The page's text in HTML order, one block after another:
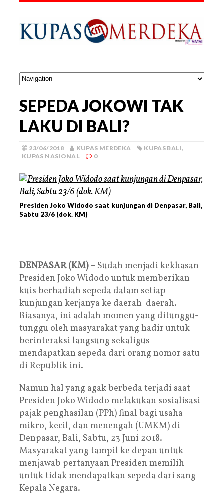
SEPEDA JOKOWI TAK
LAKU DI BALI?
23/06/2018 KUPAS MERDEKA KUPAS BALI,
KUPAS NASIONAL
0
Presiden Joko Widodo saat kunjungan di Denpasar, Bali,
Sabtu 23/6 (dok. KM)
DENPASAR (KM)– Sudah menjadi kekhasan
Presiden Joko Widodo untuk memberikan
kuis berhadiah sepeda dalam setiap
kunjungan kerjanya ke daerah-daerah.
Biasanya, ini adalah momen yang ditunggu-
tunggu oleh masyarakat yang hadir untuk
berinteraksi langsung sekaligus
mendapatkan sepeda dari orang nomor satu
di Republik ini.
Namun hal yang agak berbeda terjadi saat
Presiden Joko Widodo melakukan sosialisasi
pajak penghasilan (PPh) final bagi usaha
mikro, kecil, dan menengah (UMKM) di
Denpasar, Bali, Sabtu, 23 Juni 2018.
Masyarakat yang tampil ke depan untuk
menjawab pertanyaan Presiden memilih
untuk tidak mendapatkan sepeda dari sang
Kepala Negara.